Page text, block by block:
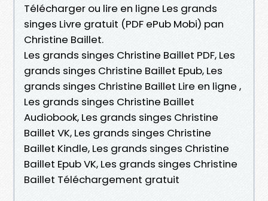
Télécharger ou lire en ligne Les grands
singes Livre gratuit (PDF ePub Mobi) pan
Christine Baillet.
Les grands singes Christine Baillet PDF, Les
grands singes Christine Baillet Epub, Les
grands singes Christine Baillet Lire en ligne ,
Les grands singes Christine Baillet
Audiobook, Les grands singes Christine
Baillet VK, Les grands singes Christine
Baillet Kindle, Les grands singes Christine
Baillet Epub VK, Les grands singes Christine
Baillet Téléchargement gratuit